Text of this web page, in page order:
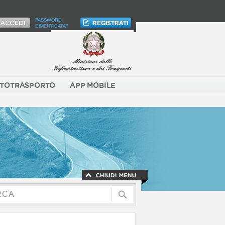
PASSWORD
DIMENTICATA?
APP MOBILE